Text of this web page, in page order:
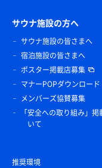
サウナ施設の方へ
サウナ施設の皆さまへ
宿泊施設の皆さまへ
ポスター掲載店募集
マナーPOPダウンロード
メンバーズ協賛募集
「安全への取り組み」掲
いて
推奨環境